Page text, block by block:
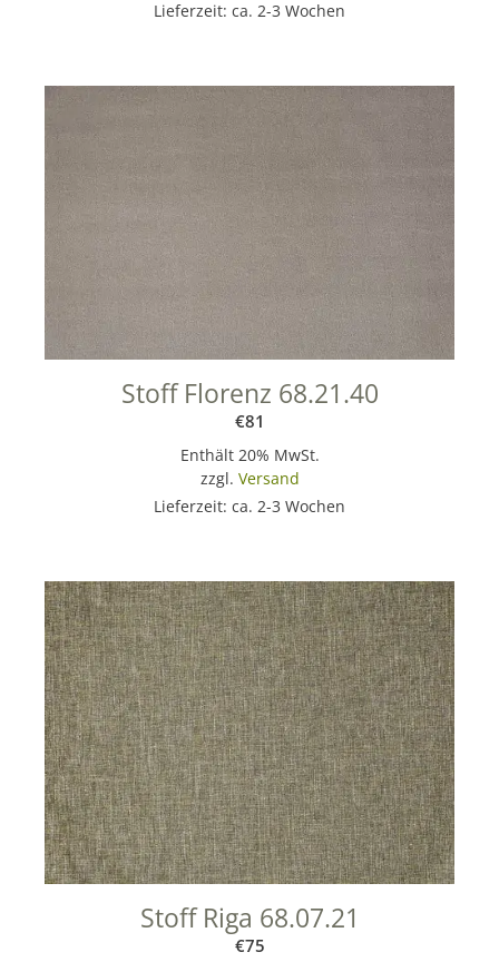
Lieferzeit: ca. 2-3 Wochen
Stoff Florenz 68.21.40
€81
Enthält 20% MwSt.
zzgl. Versand
Lieferzeit: ca. 2-3 Wochen
Stoff Riga 68.07.21
€75